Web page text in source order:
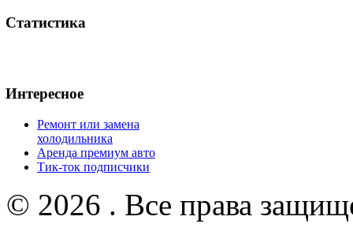
Статистика
Интересное
Ремонт или замена
холодильника
Аренда премиум авто
Тик-ток подписчики
© 2026 . Все права